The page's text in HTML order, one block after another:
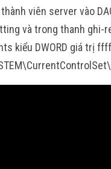
viên server vào
và trong thanh ghi-
kiểu DWORD giá trị